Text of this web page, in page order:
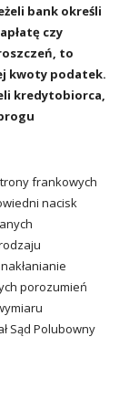
bank określi
czy
to
kwoty podatek.
kredytobiorca,
frankowych
nacisk
porozumień
Sąd Polubowny